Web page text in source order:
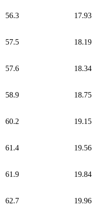
56.3 17.93
57.5 18.19
57.6 18.34
58.9 18.75
60.2 19.15
61.4 19.56
61.9 19.84
62.7 19.96